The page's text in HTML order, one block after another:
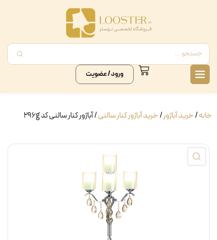
ورود / عضویت
خانه/خرید آباژور/خرید آباژور کنار سالنی/ آباژور کنار سالنی کد 296g